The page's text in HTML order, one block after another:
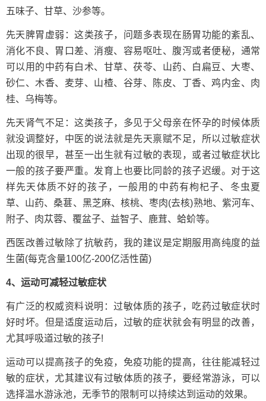
五味子、甘草、沙参等。
先天脾胃虚弱：这类孩子，问题多表现在肠胃功能的紊乱、
消化不良、胃口差、消瘦、容易呕吐、腹泻或者便秘，通常
可以用的中药有白术、甘草、茯苓、山药、白扁豆、大枣、
砂仁、木香、麦芽、山楂、谷芽、陈皮、丁香、鸡内金、肉
桂、乌梅等。
先天肾气不足：这类孩子，多见于父母亲在怀孕的时候体质
就没调整好，中医的说法就是先天禀赋不足，所以过敏症状
出现的很早，甚至一出生就有过敏的表现，或者过敏症状比
一般的孩子要严重。发育上也要比同龄的孩子迟缓。对于这
样先天体质不好的孩子，一般用的中药有枸杞子、冬虫夏
草、山药、桑葚、黑芝麻、核桃、枣肉(去核)熟地、紫河车、
附子、肉苁蓉、覆盆子、益智子、鹿茸、蛤蚧等。
西医改善过敏除了抗敏药，我的建议是定期服用高纯度的益
生菌(每克含量100亿-200亿活性菌)
4、运动可减轻过敏症状
有广泛的权威资料说明：过敏体质的孩子，吃药过敏症状时
好时坏。但是适度运动后，过敏的症状就会有明显的改善，
尤其呼吸道过敏的孩子!
运动可以提高孩子的免疫，免疫功能的提高，往往能减轻过
敏的症状，尤其建议有过敏体质的孩子，要经常游泳，可以
选择温水游泳池，无季节的限制可以持续达到运动的效果。